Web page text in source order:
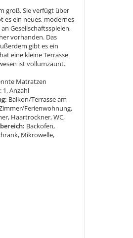
groß. Sie verfügt über
es ein neues, modernes
Gesellschaftsspielen,
vorhanden. Das
gibt es ein
eine kleine Terrasse
ist vollumzäunt.
Matratzen
1, Anzahl
Balkon/Terrasse am
Ferienwohnung,
Haartrockner, WC,
Backofen,
Mikrowelle,